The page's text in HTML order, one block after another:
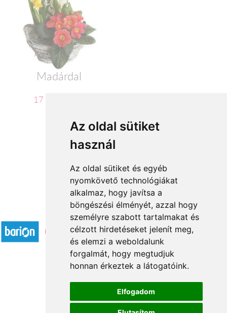
Az oldal sütiket
használ
Az oldal sütiket és egyéb
nyomkövető technológiákat
alkalmaz, hogy javítsa a
böngészési élményét, azzal hogy
személyre szabott tartalmakat és
célzott hirdetéseket jelenít meg,
és elemzi a weboldalunk
forgalmát, hogy megtudjuk
honnan érkeztek a látogatóink.
Elfogadom
Madárdal
17 700 Ft-tól
← 1
Elfogadott fizetési módok
Á.SZ.F.
Impresszum